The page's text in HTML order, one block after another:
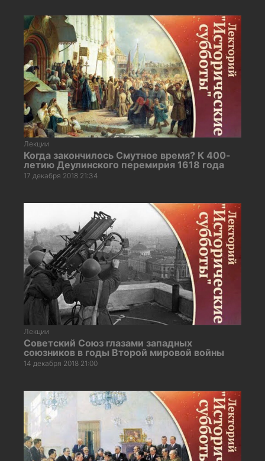
Лекции
Когда закончилось Смутное время? К 400-
летию Деулинского перемирия 1618 года
17 декабря 2018 21:34
Лекции
Советский Союз глазами западных
союзников в годы Второй мировой войны
14 декабря 2018 21:00